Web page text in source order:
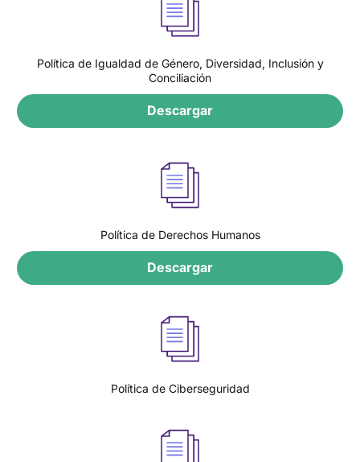
Política de Igualdad de Género, Diversidad, Inclusión y
Conciliación
Descargar
Política de Derechos Humanos
Descargar
Política de Ciberseguridad